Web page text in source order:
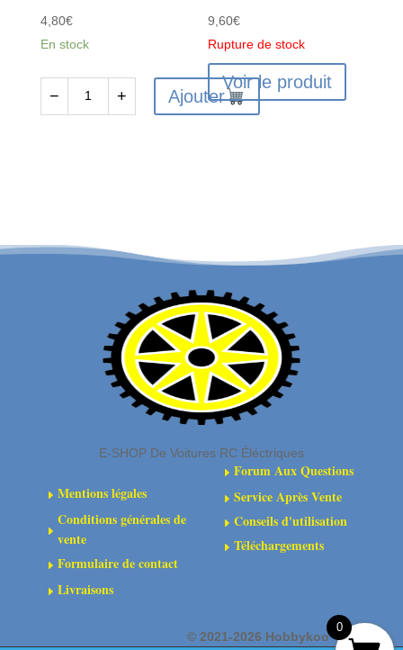
4,80€
En stock
REAR
− + Ajouter
9,60€
Rupture de stock
Voir le produit
E-SHOP De Voitures RC Éléctriques
EMentions légales
E
Conditions générales de
vente
EFormulaire de contact
ELivraisons
E Forum Aux Questions
E Service Après Vente
E Conseils d'utilisation
E Téléchargements
©2021-2026 Hobbykoo
0